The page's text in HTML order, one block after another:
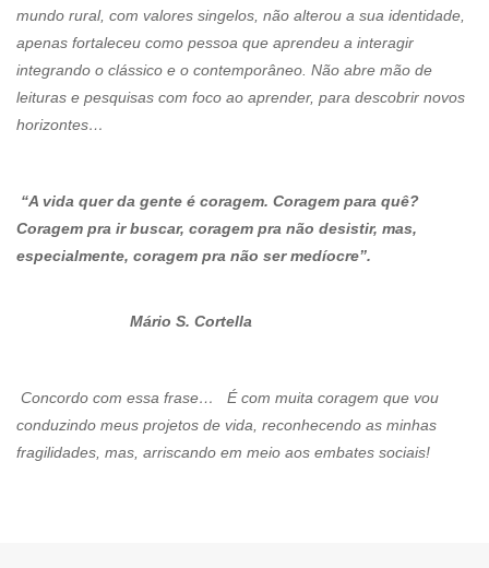
mundo rural, com valores singelos, não alterou a sua identidade,
apenas fortaleceu como pessoa que aprendeu a interagir
integrando o clássico e o contemporâneo. Não abre mão de
leituras e pesquisas com foco ao aprender, para descobrir novos
horizontes…
“A vida quer da gente é coragem. Coragem para quê?
Coragem pra ir buscar, coragem pra não desistir, mas,
especialmente, coragem pra não ser medíocre”.
Mário S. Cortella
Concordo com essa frase… É com muita coragem que vou
conduzindo meus projetos de vida, reconhecendo as minhas
fragilidades, mas, arriscando em meio aos embates sociais!